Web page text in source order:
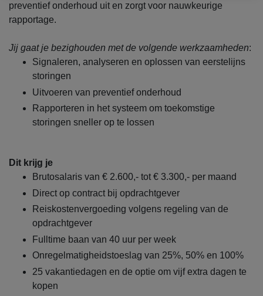
preventief onderhoud uit en zorgt voor nauwkeurige
rapportage.
Jij gaat je bezighouden met de volgende werkzaamheden:
Signaleren, analyseren en oplossen van eerstelijns
storingen
Uitvoeren van preventief onderhoud
Rapporteren in het systeem om toekomstige
storingen sneller op te lossen
Dit krijg je
Brutosalaris van € 2.600,- tot € 3.300,- per maand
Direct op contract bij opdrachtgever
Reiskostenvergoeding volgens regeling van de
opdrachtgever
Fulltime baan van 40 uur per week
Onregelmatigheidstoeslag van 25%, 50% en 100%
25 vakantiedagen en de optie om vijf extra dagen te
kopen